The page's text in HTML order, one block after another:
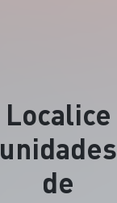
Localice
unidades
de